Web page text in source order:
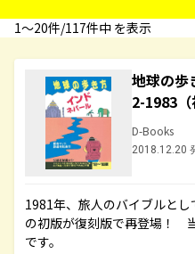
1〜20件/117件中 を表示
地球の歩
2-1983（
D-Books
2018.12.20
1981年、旅人のバイブルと
の初版が復刻版で再登場！
です。